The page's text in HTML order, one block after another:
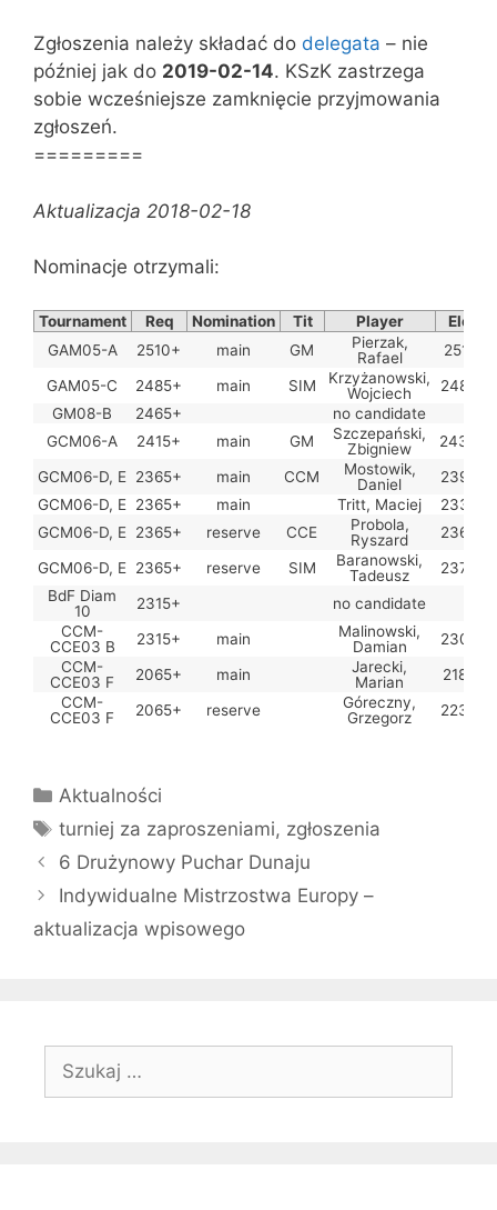
Zgłoszenia należy składać do delegata – nie
później jak do 2019-02-14. KSzK zastrzega
sobie wcześniejsze zamknięcie przyjmowania
zgłoszeń.
=========
Aktualizacja 2018-02-18
Nominacje otrzymali:
Tournament Req Nomination Tit Player Elo
GAM05-A
2510+ main GM
Pierzak,
Rafael
2511
GAM05-C
2485+ main SIM
Krzyżanowski,
Wojciech
2483
GM08-B
2465+
no candidate
GCM06-A
2415+ main GM
Szczepański,
Zbigniew
2433
GCM06-D, E
2365+ main CCM
Mostowik,
Daniel
2396
GCM06-D, E 2365+ main Tritt, Maciej
2339
GCM06-D, E
2365+ reserve CCE
Probola,
Ryszard
2364
GCM06-D, E 2365+ reserve SIM
Baranowski,
Tadeusz
2377
BdF Diam
10
2315+
no candidate
CCM-
CCE03 B
2315+ main
Malinowski,
Damian
2307
CCM-
CCE03 F
2065+ main
Jarecki,
Marian
2185
CCM-
CCE03 F
2065+ reserve
Góreczny,
Grzegorz
2236
Kategorie
Aktualności
Tagi
turniej za zaproszeniami, zgłoszenia
6 Drużynowy Puchar Dunaju
Indywidualne Mistrzostwa Europy –
aktualizacja wpisowego